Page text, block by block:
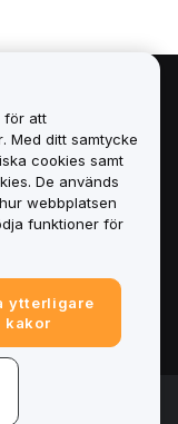
för att
Med ditt samtycke
cookies samt
De används
webbplatsen
funktioner för
ytterligare
kakor